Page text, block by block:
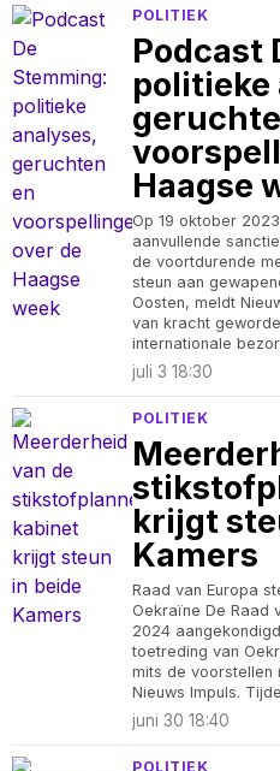
POLITIEK
Podcast
politieke
Haagse
Op 19 oktober
aanvullende
de voortdurende
steun aan
Oosten, meldt
van kracht
internationale
juli 3 18:30
POLITIEK
krijgt
Kamers
Raad van Europa
Oekraïne De Raad
2024
toetreding van
mits de voorstellen
Nieuws Impuls.
juni 30 18:40
POLITIEK